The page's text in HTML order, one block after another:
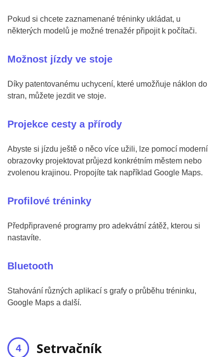
Pokud si chcete zaznamenané tréninky ukládat, u
některých modelů je možné trenažér připojit k počítači.
Možnost jízdy ve stoje
Díky patentovanému uchycení, které umožňuje náklon do
stran, můžete jezdit ve stoje.
Projekce cesty a přírody
Abyste si jízdu ještě o něco více užili, lze pomocí moderní
obrazovky projektovat průjezd konkrétním městem nebo
zvolenou krajinou. Propojíte tak například Google Maps.
Profilové tréninky
Předpřipravené programy pro adekvátní zátěž, kterou si
nastavíte.
Bluetooth
Stahování různých aplikací s grafy o průběhu tréninku,
Google Maps a další.
Setrvačník